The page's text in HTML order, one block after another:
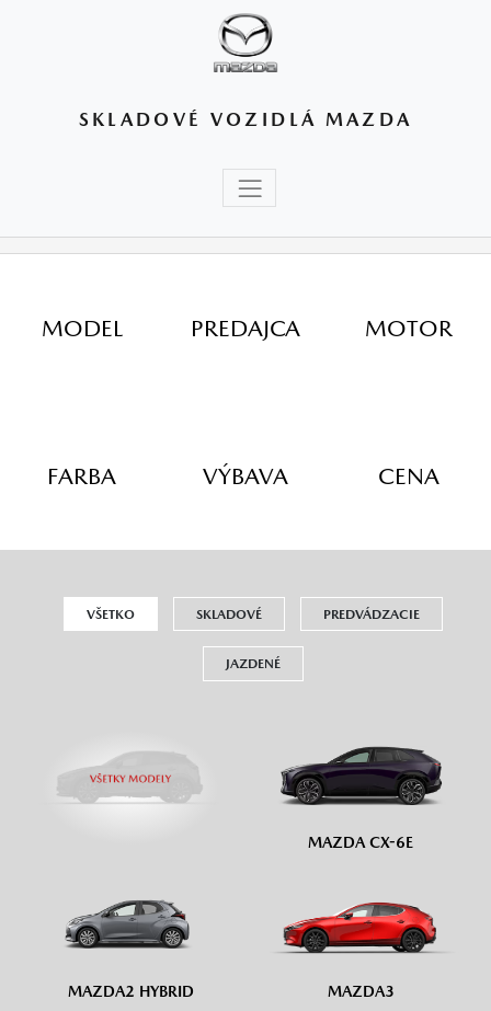
SKLADOVÉ VOZIDLÁ MAZDA
MODEL PREDAJCA MOTOR
FARBA VÝBAVA CENA
VŠETKO SKLADOVÉ PREDVÁDZACIE
JAZDENÉ
MAZDA CX-6E
MAZDA2 HYBRID MAZDA3